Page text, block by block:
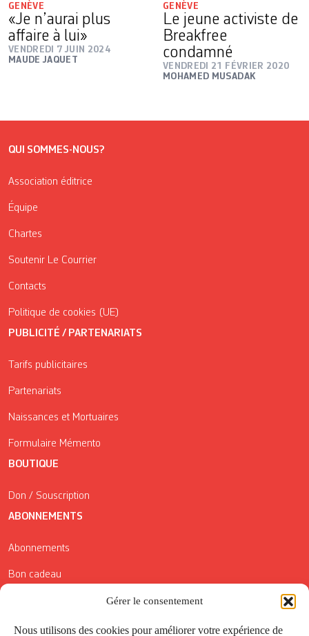
Gérer le consentement
Nous utilisons des cookies pour améliorer votre expérience de
GENÈVE
«Je n’aurai plus
affaire à lui»
VENDREDI 7 JUIN 2024
MAUDE JAQUET
GENÈVE
Le jeune activiste de
Breakfree
condamné
VENDREDI 21 FÉVRIER 2020
MOHAMED MUSADAK
QUI SOMMES-NOUS?
Association éditrice
Équipe
Chartes
Soutenir Le Courrier
Contacts
Politique de cookies (UE)
PUBLICITÉ / PARTENARIATS
Tarifs publicitaires
Partenariats
Naissances et Mortuaires
Formulaire Mémento
BOUTIQUE
Don / Souscription
ABONNEMENTS
Abonnements
Bon cadeau
Conditions générales de vente
Réductions de la Carte Côté Courrier